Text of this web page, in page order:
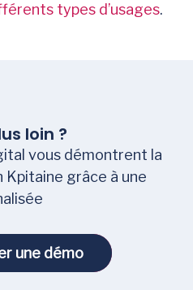
types d’usages.
loin ?
vous démontrent la
Kpitaine grâce à une
une démo
une démo